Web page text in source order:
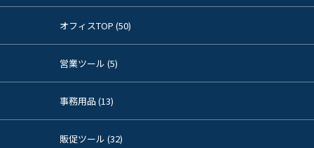
オフィスTOP (50)
営業ツール (5)
事務用品 (13)
販促ツール (32)